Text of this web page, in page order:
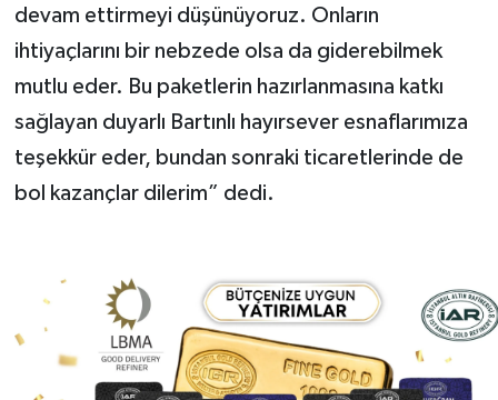
devam ettirmeyi düşünüyoruz. Onların
ihtiyaçlarını bir nebzede olsa da giderebilmek
mutlu eder. Bu paketlerin hazırlanmasına katkı
sağlayan duyarlı Bartınlı hayırsever esnaflarımıza
teşekkür eder, bundan sonraki ticaretlerinde de
bol kazançlar dilerim” dedi.